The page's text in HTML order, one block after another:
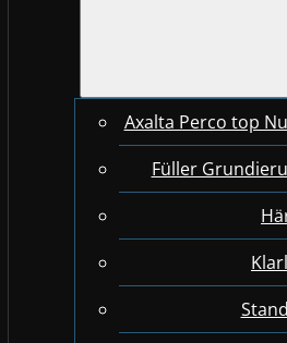
Axalta Perco top
Füller